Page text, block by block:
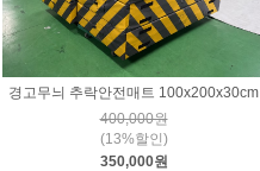
경고무늬 추락안전매트 100x200x30cm
400,000원
(13%할인)
350,000원